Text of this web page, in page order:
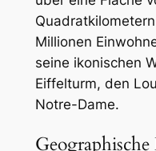
Millionen
seine ikonischen
Eiffelturm, den
Notre-Dame.